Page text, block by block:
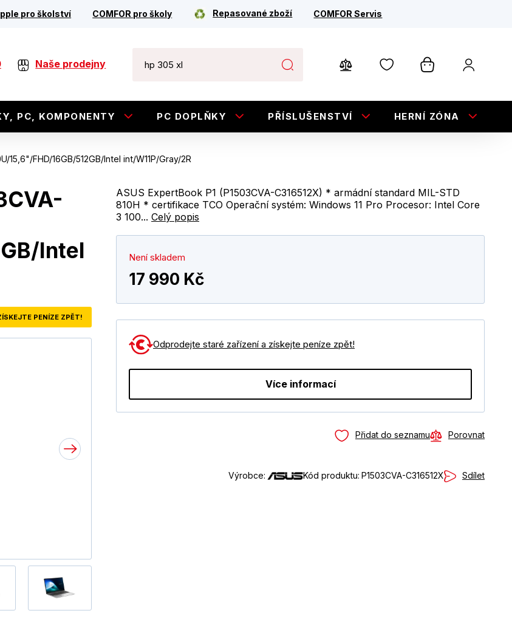
pro školství COMFOR pro školy Repasované zboží COMFOR Servis
Naše prodejny
PC, KOMPONENTY PC DOPLŇKY PŘÍSLUŠENSTVÍ HERNÍ ZÓNA
15,6"/FHD/16GB/512GB/Intel int/W11P/Gray/2R
Intel
PENÍZE ZPĚT!
ASUS ExpertBook P1 (P1503CVA-C316512X) * armádní standard MIL-STD
810H * certifikace TCO Operační systém: Windows 11 Pro Procesor: Intel Core
3 100... Celý popis
Není skladem
17 990 Kč
Odprodejte staré zařízení a získejte peníze zpět!
Více informací
Přidat do seznamu Porovnat
Výrobce: Kód produktu: P1503CVA-C316512X Sdílet